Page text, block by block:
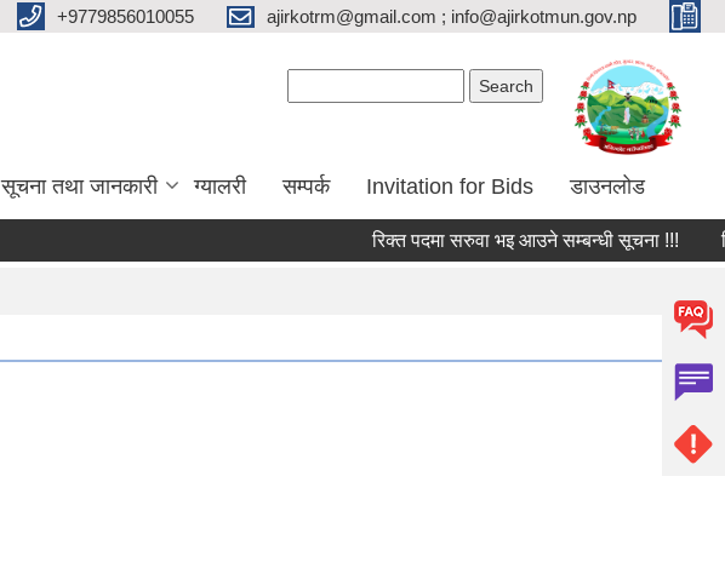
+9779856010055 ajirkotrm@gmail.com ; info@ajirkotmun.gov.np
सूचना तथा जानकारी ग्यालरी सम्पर्क Invitation for Bids डाउनलोड
रिक्त पदमा सरुवा भइ आउने सम्बन्धी सूचना !!!